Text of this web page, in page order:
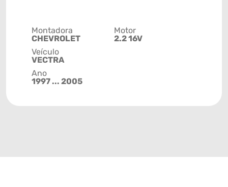
Montadora
CHEVROLET
Veículo
VECTRA
Ano
1997 ... 2005
Motor
2.2 16V